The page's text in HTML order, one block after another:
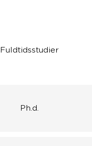
Fuldtidsstudier
Ph.d.